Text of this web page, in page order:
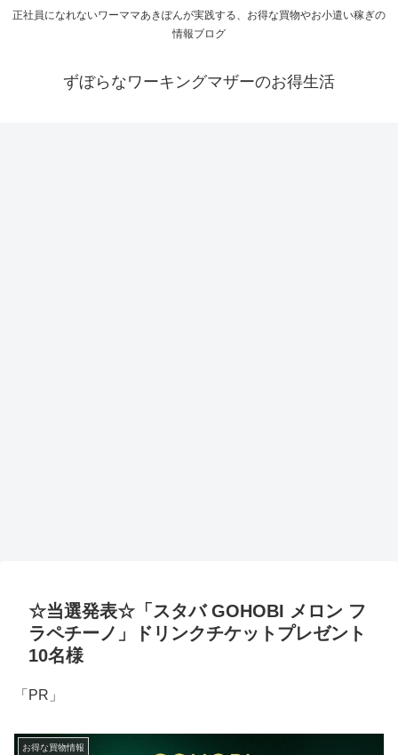
正社員になれないワーママあきぽんが実践する、お得な買物やお小遣い稼ぎの
情報ブログ
ずぼらなワーキングマザーのお得生活
☆当選発表☆「スタバ GOHOBI メロン フ
ラペチーノ」ドリンクチケットプレゼント
10名様
「PR」
お得な買物情報